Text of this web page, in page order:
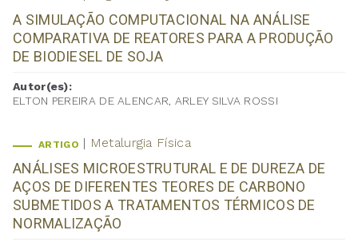
A SIMULAÇÃO COMPUTACIONAL NA ANÁLISE
COMPARATIVA DE REATORES PARA A PRODUÇÃO
DE BIODIESEL DE SOJA
Autor(es):
ELTON PEREIRA DE ALENCAR, ARLEY SILVA ROSSI
ARTIGO Metalurgia Física
ANÁLISES MICROESTRUTURAL E DE DUREZA DE
AÇOS DE DIFERENTES TEORES DE CARBONO
SUBMETIDOS A TRATAMENTOS TÉRMICOS DE
NORMALIZAÇÃO